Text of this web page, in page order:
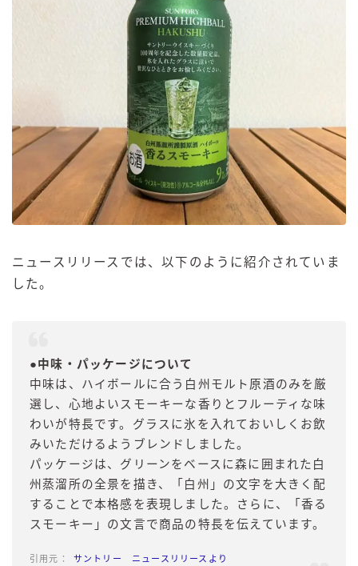
ニュースリリースでは、以下のように紹介されていま
した。
●中味・パッケージについて
中味は、ハイボールに合う白州モルト原酒のみを厳
選し、心地よいスモーキーな香りとフルーティな味
わいが特長です。グラスに氷を入れておいしくお飲
みいただけるようブレンドしました。
パッケージは、グリーンをベースに森に囲まれた白
州蒸溜所の全景を描き、「白州」の文字を大きく配
することで本格感を表現しました。さらに、「香る
スモーキー」の文言で商品の特長を伝えています。
サントリー ニュースリリースより